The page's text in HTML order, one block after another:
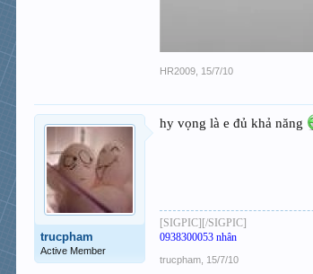
HR2009, 15/7/10
trucpham
Active Member
hy vọng là e đủ khả năng
[SIGPIC][/SIGPIC]
0938300053 nhân
trucpham, 15/7/10